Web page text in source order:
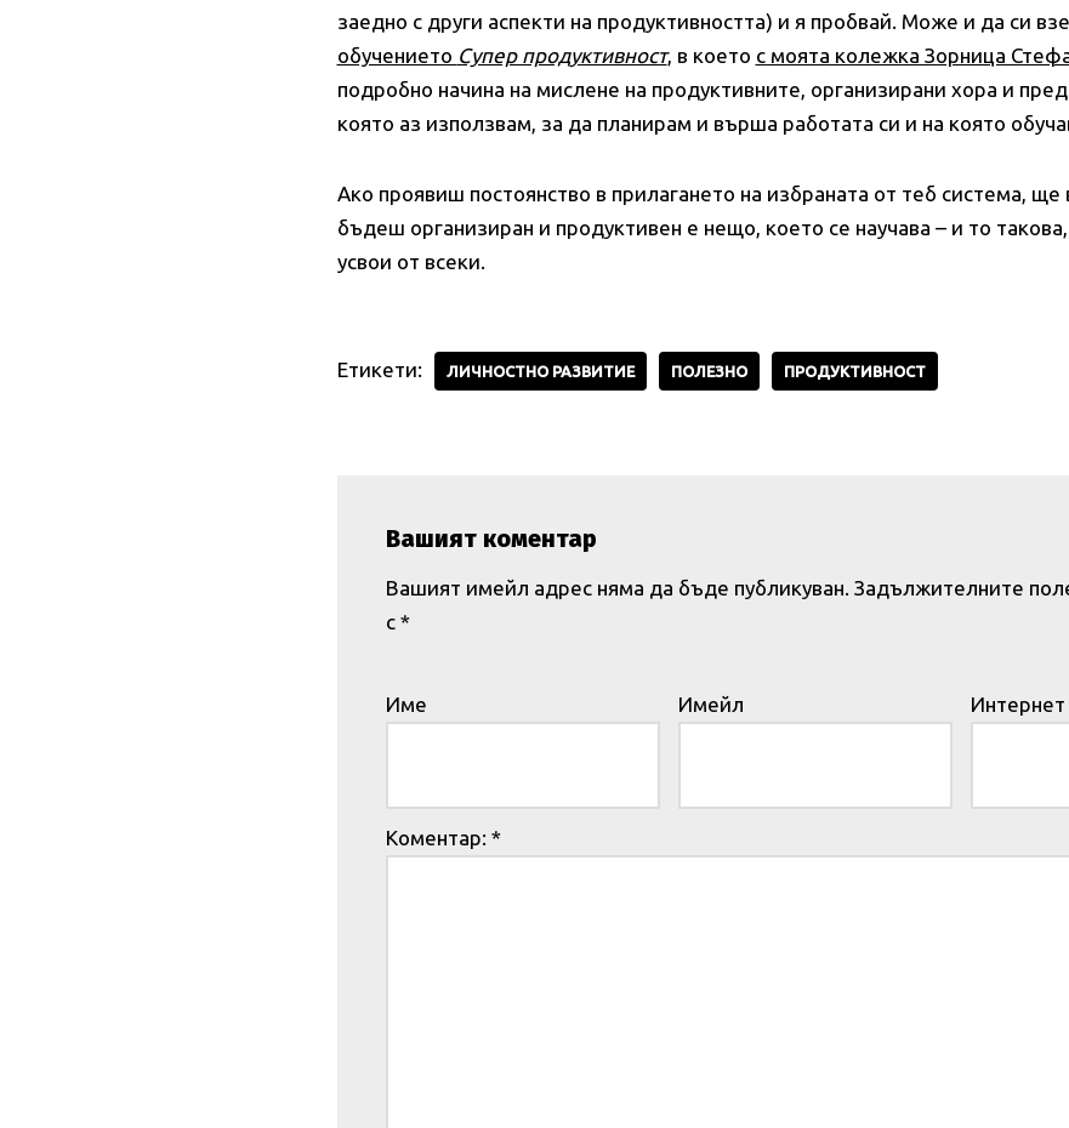
заедно с други аспекти на продуктивността) и я пробвай. Може и да си
обучението Супер продуктивност, в което с моята колежка Зорница
подробно начина на мислене на продуктивните, организирани хора и
която аз използвам, за да планирам и върша работата си и на която
Ако проявиш постоянство в прилагането на избраната от теб система,
бъдеш организиран и продуктивен е нещо, което се научава – и то
усвои от всеки.
Етикети: ЛИЧНОСТНО РАЗВИТИЕ ПОЛЕЗНО ПРОДУКТИВНОСТ
Вашият коментар
Вашият имейл адрес няма да бъде публикуван. Задължителните
с *
Име Имейл Интернет
Коментар: *